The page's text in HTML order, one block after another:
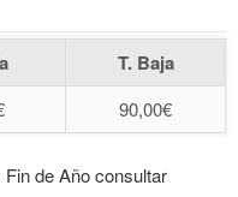
T. Baja
90,00€
de Año consultar